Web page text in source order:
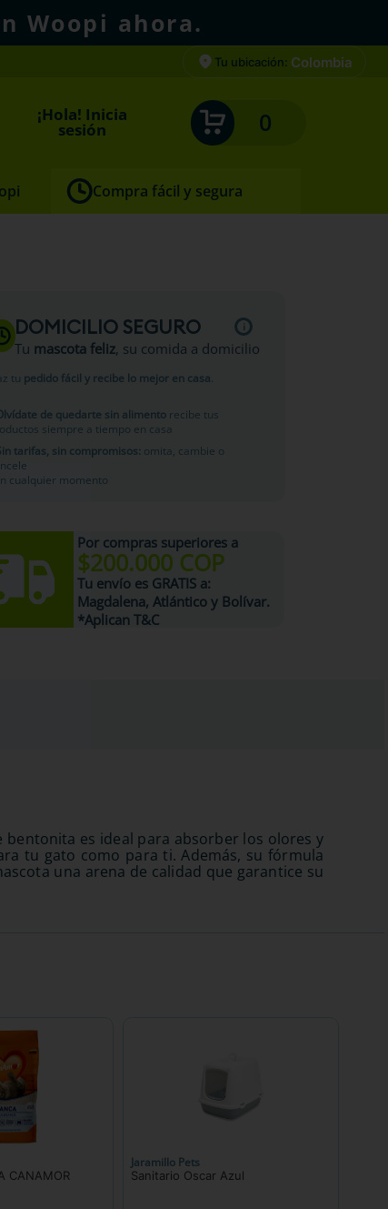
Woopi ahora.
Tu ubicación: Colombia
¡Hola! Inicia
sesión 0
Compra fácil y segura
DOMICILIO SEGURO
Tu mascota feliz, su comida a domicilio
tu pedido fácil y recibe lo mejor en casa
de quedarte sin alimentorecibe tus
siempre a tiempo en casa
tarifas, sin compromisos: omita, cambie o
cualquier momento
Por compras superiores a
$200.000 COP
Tu envío es GRATISa:
Magdalena, Atlántico y Bolívar.
*Aplican T&C
bentonita es ideal para absorber los olores y
tu gato como para ti. Además, su fórmula
una arena de calidad que garantice su
CANAMOR
Jaramillo Pets
Sanitario Oscar Azul